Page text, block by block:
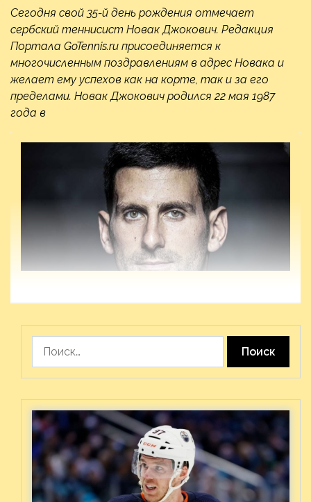
Сегодня свой 35-й день рождения отмечает
сербский теннисист Новак Джокович. Редакция
Портала GoTennis.ru присоединяется к
многочисленным поздравлениям в адрес Новака и
желает ему успехов как на корте, так и за его
пределами. Новак Джокович родился 22 мая 1987
года в